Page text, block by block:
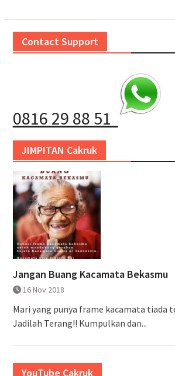
Contact Support
0816 29 88 51
JIMPITAN Cakruk
Jangan Buang Kacamata Bekasmu
16 Nov 2018
Mari yang punya frame kacamata tiada
Jadilah Terang!! Kumpulkan dan...
YouTube Cakruk